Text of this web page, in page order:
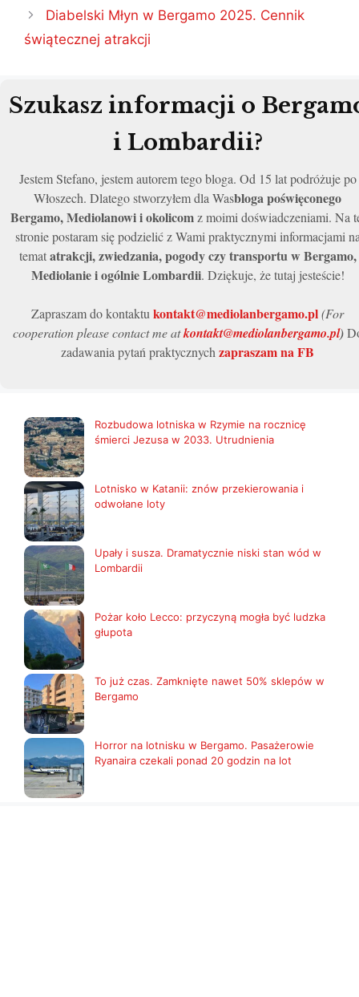
Diabelski Młyn w Bergamo 2025. Cennik
świątecznej atrakcji
Szukasz informacji o
i Lombardii?
Jestem Stefano, jestem autorem tego bloga. Od 15 lat podróżuje po
Włoszech. Dlatego stworzyłem dla Wasbloga poświęconego
Bergamo, Mediolanowi i okolicomz moimi doświadczeniami. Na
stronie postaram się podzielić z Wami praktycznymi informacjami
tematatrakcji, zwiedzania, pogody czy transportu w Bergamo,
Mediolanie i ogólnie Lombardii. Dziękuje, że tutaj jesteście!
Zapraszam do kontaktu kontakt@mediolanbergamo.pl(For
cooperation please contact me atkontakt@mediolanbergamo.pl)
zadawania pytań praktycznych zapraszam na FB
Rozbudowa lotniska w Rzymie na rocznicę
śmierci Jezusa w 2033. Utrudnienia
Lotnisko w Katanii: znów przekierowania i
odwołane loty
Upały i susza. Dramatycznie niski stan wód w
Lombardii
Pożar koło Lecco: przyczyną mogła być ludzka
głupota
To już czas. Zamknięte nawet 50% sklepów w
Bergamo
Horror na lotnisku w Bergamo. Pasażerowie
Ryanaira czekali ponad 20 godzin na lot